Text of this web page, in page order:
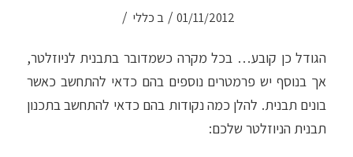
01/11/2012
/ ב כללי /
הגודל כן קובע… בכל מקרה כשמדובר בתבנית לניוזלטר,
אך בנוסף יש פרמטרים נוספים בהם כדאי להתחשב כאשר
בונים תבנית. להלן כמה נקודות בהם כדאי להתחשב בתכנון
תבנית הניוזלטר שלכם: